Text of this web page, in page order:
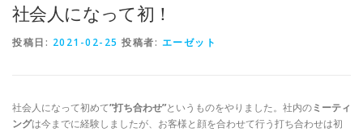
社会人になって初！
投稿日: 2021-02-25 投稿者: エーゼット
社会人になって初めて”打ち合わせ”というものをやりました。社内のミーティ
ングは今までに経験しましたが、お客様と顔を合わせて行う打ち合わせは初